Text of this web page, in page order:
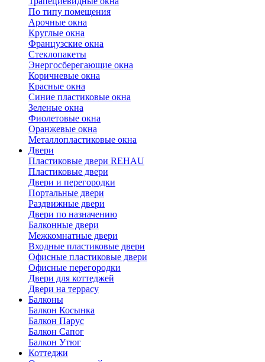
По типу помещения
Арочные окна
Круглые окна
Французские окна
Стеклопакеты
Энергосберегающие окна
Коричневые окна
Красные окна
Синие пластиковые окна
Зеленые окна
Фиолетовые окна
Оранжевые окна
Металлопластиковые окна
Двери
Пластиковые двери REHAU
Пластиковые двери
Двери и перегородки
Портальные двери
Раздвижные двери
Двери по назначению
Балконные двери
Межкомнатные двери
Входные пластиковые двери
Офисные пластиковые двери
Офисные перегородки
Двери для коттеджей
Двери на террасу
Балконы
Балкон Косынка
Балкон Парус
Балкон Сапог
Балкон Утюг
Коттеджи